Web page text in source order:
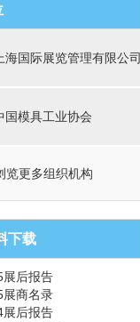
上海国际展览管理有限公司
国模具工业协会
览更多组织机构
下载
展后报告
展商名录
展后报告